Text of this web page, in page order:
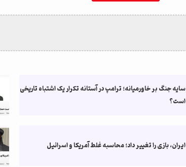
سایه جنگ بر خاورمیانه؛ ترامپ در آستانه تکرار یک اشتباه تاریخی
است؟
ایران، بازی را تغییر داد؛ محاسبه غلط آمریکا و اسرائیل